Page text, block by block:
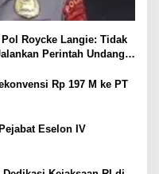
Roycke Langie: Tidak
Perintah Undang-
Rp 197 M ke PT
Eselon IV